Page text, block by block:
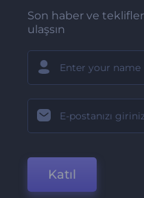
Son haber ve
ulaşsın
Katıl